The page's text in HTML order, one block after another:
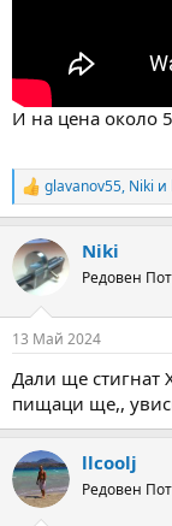
И на цена около
R
e
c
t
i
s
glavanov55, Niki и
Niki
Редовен
13 Май 2024
Дали ще стигнат
пищаци ще,,
llcoolj
Редовен